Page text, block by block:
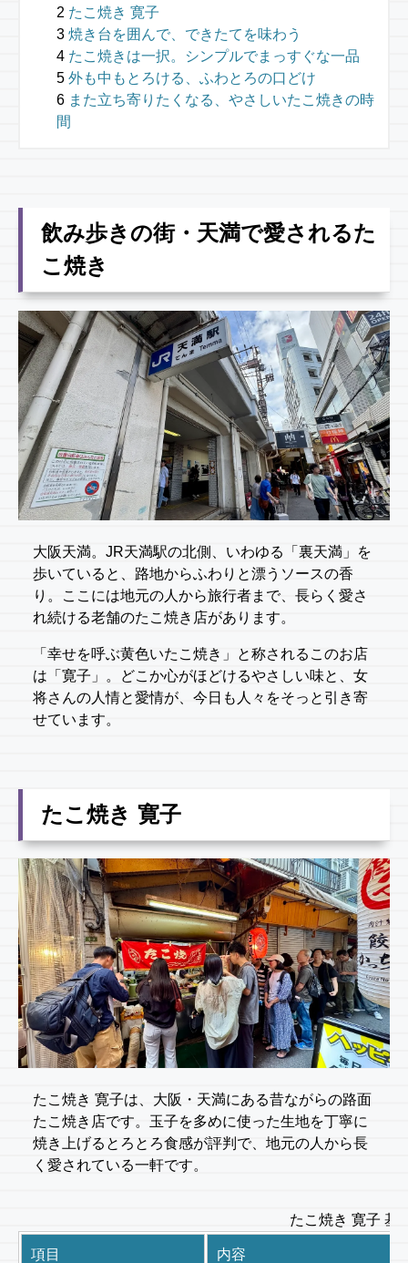
たこ焼き 寛子
焼き台を囲んで、できたてを味わう
たこ焼きは一択。シンプルでまっすぐな一品
外も中もとろける、ふわとろの口どけ
また立ち寄りたくなる、やさしいたこ焼きの時
間
飲み歩きの街・天満で愛されるた
こ焼き
大阪天満。JR天満駅の北側、いわゆる「裏天満」を
歩いていると、路地からふわりと漂うソースの香
り。ここには地元の人から旅行者まで、長らく愛さ
れ続ける老舗のたこ焼き店があります。
「幸せを呼ぶ黄色いたこ焼き」と称されるこのお店
は「寛子」。どこか心がほどけるやさしい味と、女
将さんの人情と愛情が、今日も人々をそっと引き寄
せています。
たこ焼き 寛子
たこ焼き 寛子は、大阪・天満にある昔ながらの路面
たこ焼き店です。玉子を多めに使った生地を丁寧に
焼き上げるとろとろ食感が評判で、地元の人から長
く愛されている一軒です。
たこ焼き 寛子 基
項目 内容